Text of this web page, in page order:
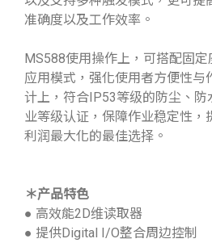
准确度以及工作效率。
MS588使用操作上，可搭配固
应用模式，强化使用者方便性与
计上，符合IP53等级的防尘、防
业等级认证，保障作业稳定性，
利润最大化的最佳选择。
＊产品特色
● 高效能2D维读取器
● 提供Digital I/O整合周边控制